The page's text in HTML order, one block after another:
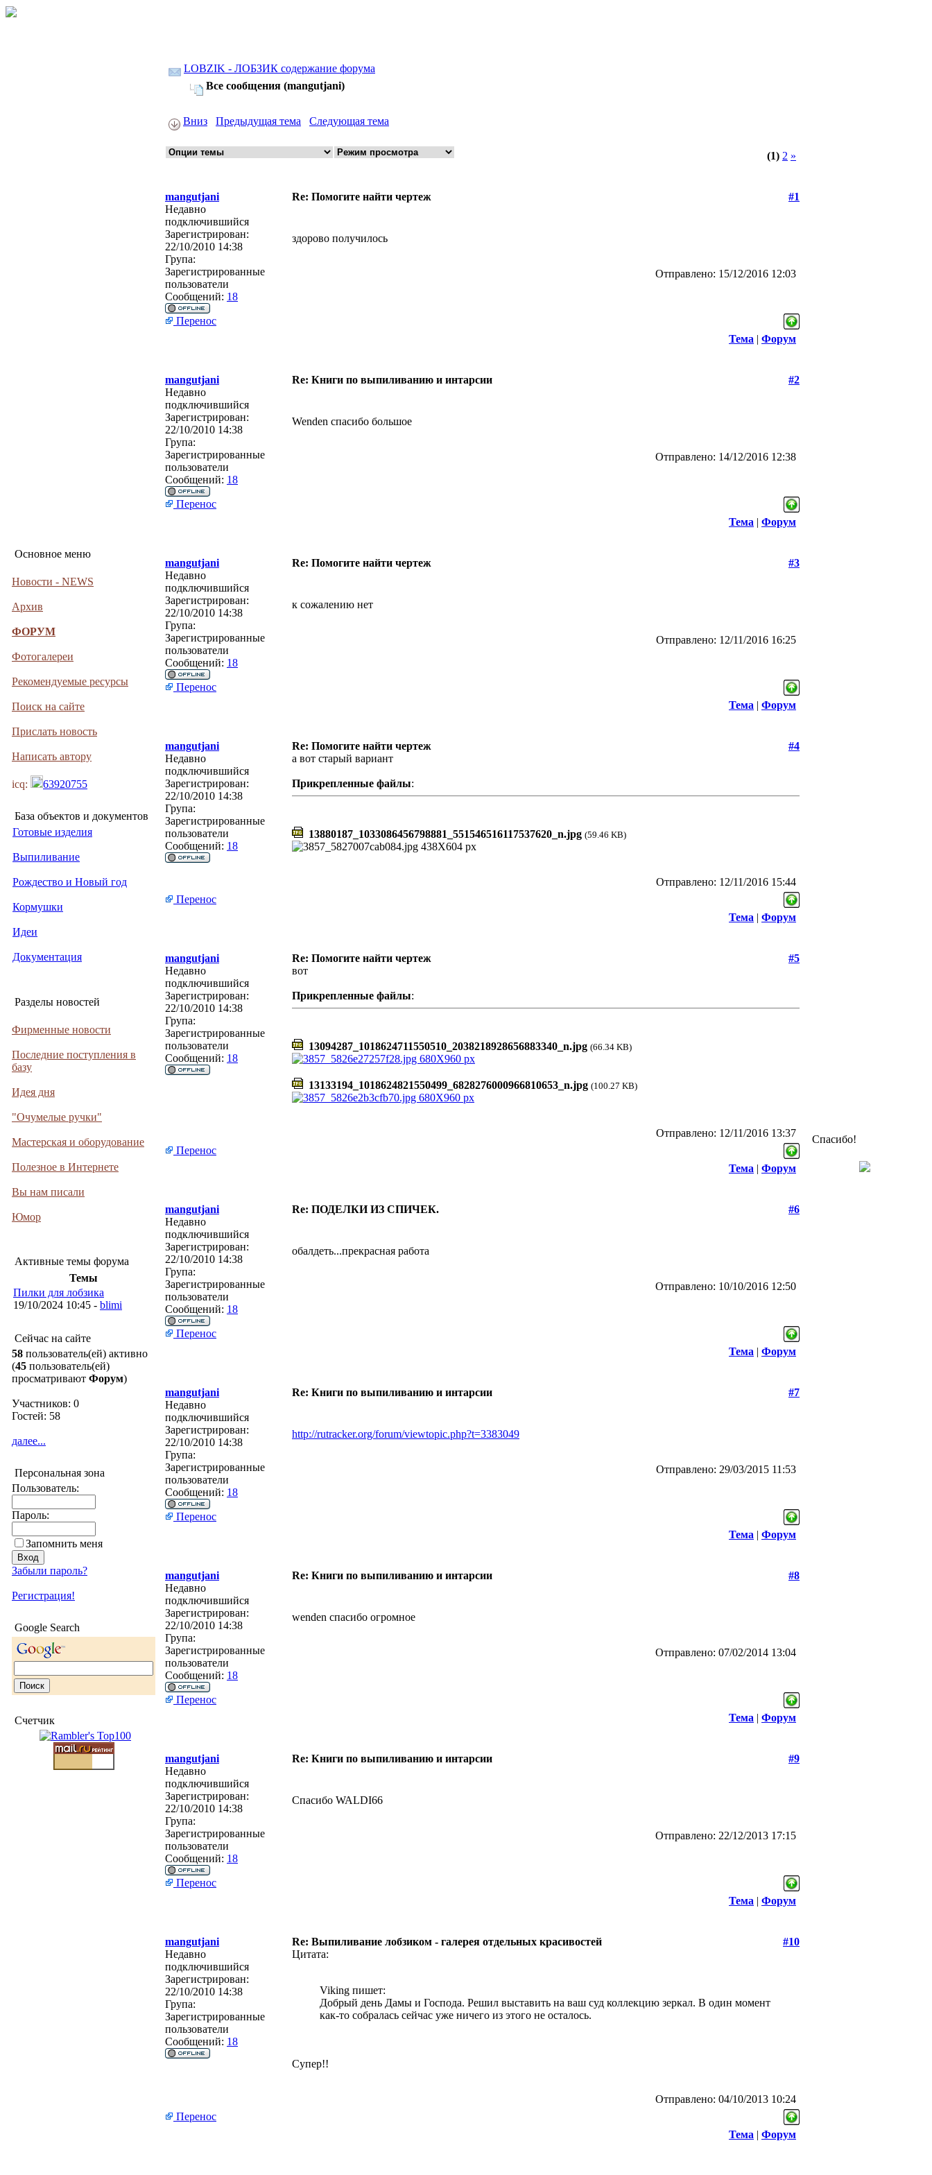
Основное меню
Новости - NEWS
Архив
ФОРУМ
Фотогалереи
Рекомендуемые ресурсы
Поиск на сайте
Прислать новость
Написать автору
icq: 63920755
База объектов и документов
Готовые изделия
Выпиливание
Рождество и Новый год
Кормушки
Идеи
Документация
Разделы новостей
Фирменные новости
Последние поступления в
базу
Идея дня
"Очумелые ручки"
Мастерская и оборудование
Полезное в Интернете
Вы нам писали
Юмор
Активные темы форума
Темы
Пилки для лобзика
19/10/2024 10:45 - blimi
Сейчас на сайте
58 пользователь(ей) активно
(45 пользователь(ей)
просматривают Форум)
Участников: 0
Гостей: 58
далее...
Персональная зона
Пользователь:
Пароль:
Запомнить меня
Забыли пароль?
Регистрация!
Google Search
Счетчик
LOBZIK - ЛОБЗИК содержание форума
Все сообщения (mangutjani)
Вниз Предыдущая тема Следующая тема
(1) 2 »
mangutjani Re: Помогите найти чертеж
#1
Недавно
подключившийся
Зарегистрирован:
22/10/2010 14:38
Група:
Зарегистрированные
пользователи
Сообщений: 18
здорово получилось
Отправлено: 15/12/2016 12:03
Перенос
Тема | Форум
mangutjani Re: Книги по выпиливанию и интарсии
#2
Недавно
подключившийся
Зарегистрирован:
22/10/2010 14:38
Група:
Зарегистрированные
пользователи
Сообщений: 18
Wenden спасибо большое
Отправлено: 14/12/2016 12:38
Перенос
Тема | Форум
mangutjani Re: Помогите найти чертеж
#3
Недавно
подключившийся
Зарегистрирован:
22/10/2010 14:38
Група:
Зарегистрированные
пользователи
Сообщений: 18
к сожалению нет
Отправлено: 12/11/2016 16:25
Перенос
Тема | Форум
mangutjani Re: Помогите найти чертеж
#4
Недавно
подключившийся
Зарегистрирован:
22/10/2010 14:38
Група:
Зарегистрированные
пользователи
Сообщений: 18
а вот старый вариант
Прикрепленные файлы:
13880187_1033086456798881_551546516117537620_n.jpg (59.46 KB)
Отправлено: 12/11/2016 15:44
Перенос
Тема | Форум
mangutjani Re: Помогите найти чертеж
#5
Недавно
подключившийся
Зарегистрирован:
22/10/2010 14:38
Група:
Зарегистрированные
пользователи
Сообщений: 18
вот
Прикрепленные файлы:
13094287_1018624711550510_2038218928656883340_n.jpg (66.34 KB)
13133194_1018624821550499_6828276000966810653_n.jpg (100.27 KB)
Отправлено: 12/11/2016 13:37
Перенос
Тема | Форум
mangutjani Re: ПОДЕЛКИ ИЗ СПИЧЕК.
#6
Недавно
подключившийся
Зарегистрирован:
22/10/2010 14:38
Група:
Зарегистрированные
пользователи
Сообщений: 18
обалдеть...прекрасная работа
Отправлено: 10/10/2016 12:50
Перенос
Тема | Форум
mangutjani Re: Книги по выпиливанию и интарсии
#7
Недавно
подключившийся
Зарегистрирован:
22/10/2010 14:38
Група:
Зарегистрированные
пользователи
Сообщений: 18
http://rutracker.org/forum/viewtopic.php?t=3383049
Отправлено: 29/03/2015 11:53
Перенос
Тема | Форум
mangutjani Re: Книги по выпиливанию и интарсии
#8
Недавно
подключившийся
Зарегистрирован:
22/10/2010 14:38
Група:
Зарегистрированные
пользователи
Сообщений: 18
wenden спасибо огромное
Отправлено: 07/02/2014 13:04
Перенос
Тема | Форум
mangutjani Re: Книги по выпиливанию и интарсии
#9
Недавно
подключившийся
Зарегистрирован:
22/10/2010 14:38
Група:
Зарегистрированные
пользователи
Сообщений: 18
Спасибо WALDI66
Отправлено: 22/12/2013 17:15
Перенос
Тема | Форум
mangutjani Re: Выпиливание лобзиком - галерея отдельных красивостей
#10
Недавно
подключившийся
Зарегистрирован:
22/10/2010 14:38
Група:
Зарегистрированные
пользователи
Сообщений: 18
Цитата:
Viking пишет:
Добрый день Дамы и Господа. Решил выставить на ваш суд коллекцию зеркал. В один момент
как-то собралась сейчас уже ничего из этого не осталось.
Супер!!
Отправлено: 04/10/2013 10:24
Перенос
Тема | Форум
Спасибо!